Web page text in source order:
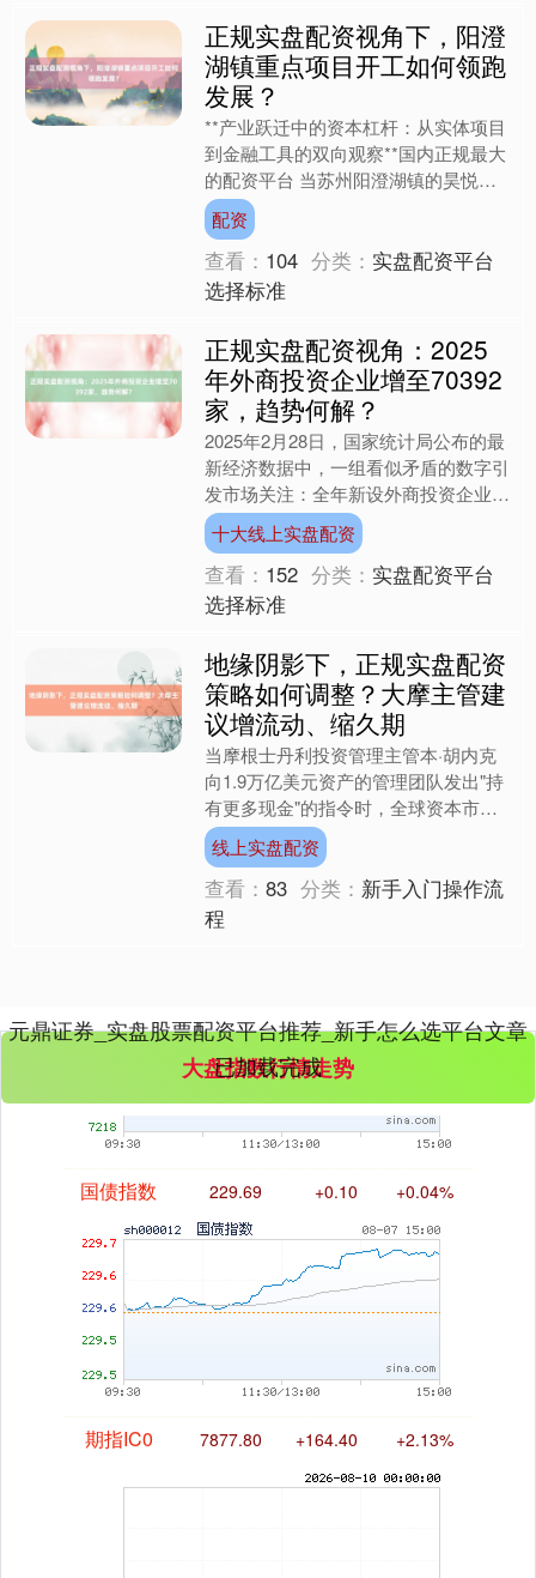
正规实盘配资视角下，阳澄
湖镇重点项目开工如何领跑
发展？
**产业跃迁中的资本杠杆：从实体项目
到金融工具的双向观察**国内正规最大
的配资平台 当苏州阳澄湖镇的昊悦得
科技项目现场，工人们正在调试新安装
的数控机床时，上海某....
配资
查看： 104 分类： 实盘配资平台
选择标准
正规实盘配资视角：2025
年外商投资企业增至70392
家，趋势何解？
2025年2月28日，国家统计局公布的最
新经济数据中，一组看似矛盾的数字引
发市场关注：全年新设外商投资企业数
量激增19.1%，但实际使用外资金额却
下降9.5%。....
十大线上实盘配资
查看： 152 分类： 实盘配资平台
选择标准
地缘阴影下，正规实盘配资
策略如何调整？大摩主管建
议增流动、缩久期
当摩根士丹利投资管理主管本·胡内克
向1.9万亿美元资产的管理团队发出"持
有更多现金"的指令时，全球资本市场
正经历着自2020年疫情爆发以来最剧
烈的波动。这位掌舵....
线上实盘配资
查看：83 分类： 新手入门操作流
程
元鼎证券_实盘股票配资平台推荐_新手怎么选平台文章
已加载完成
大盘指数行情走势
深证成指
4694.44 +43.13 +0.93%
1134.24 +11.37
创业板指 3563.12 +47.56 +1.35%
国债指数 +0.10 +0.04%